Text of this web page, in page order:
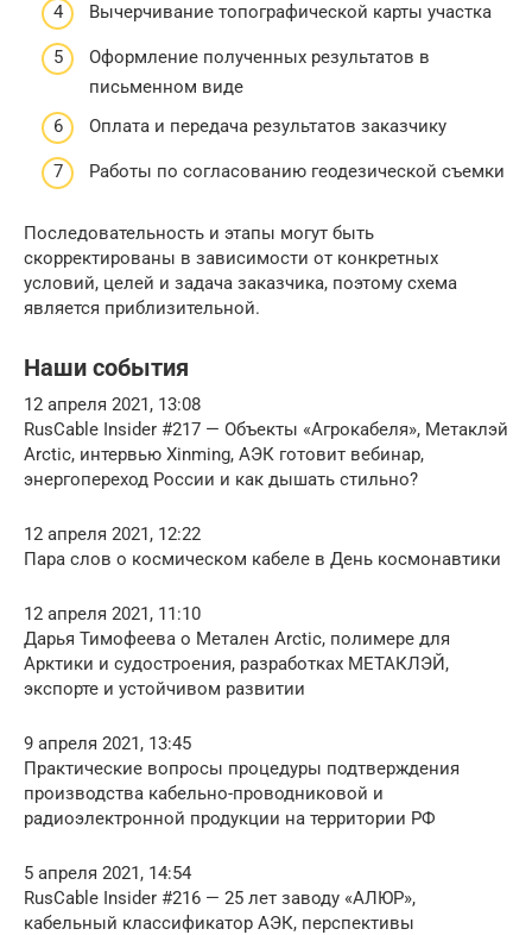
Вычерчивание топографической карты участка
Оформление полученных результатов в
письменном виде
Оплата и передача результатов заказчику
Работы по согласованию геодезической съемки
Последовательность и этапы могут быть
скорректированы в зависимости от конкретных
условий, целей и задача заказчика, поэтому схема
является приблизительной.
Наши события
12 апреля 2021, 13:08
RusCable Insider #217 — Объекты «Агрокабеля», Метаклэй
Аrctic, интервью Xinming, АЭК готовит вебинар,
энергопереход России и как дышать стильно?
12 апреля 2021, 12:22
Пара слов о космическом кабеле в День космонавтики
12 апреля 2021, 11:10
Дарья Тимофеева о Метален Arctic, полимере для
Арктики и судостроения, разработках МЕТАКЛЭЙ,
экспорте и устойчивом развитии
9 апреля 2021, 13:45
Практические вопросы процедуры подтверждения
производства кабельно-проводниковой и
радиоэлектронной продукции на территории РФ
5 апреля 2021, 14:54
RusCable Insider #216 — 25 лет заводу «АЛЮР»,
кабельный классификатор АЭК, перспективы